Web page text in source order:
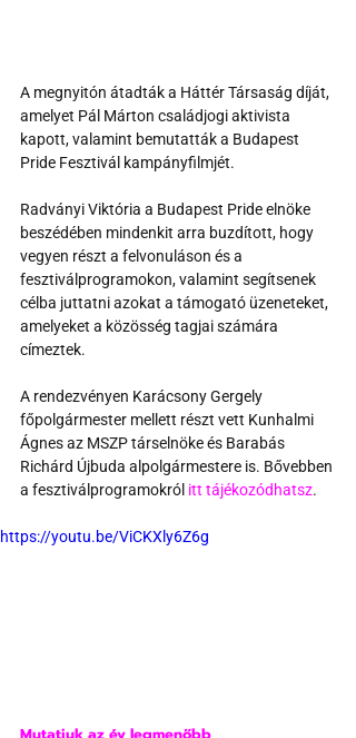
A megnyitón átadták a Háttér Társaság díját,
amelyet Pál Márton családjogi aktivista
kapott, valamint bemutatták a Budapest
Pride Fesztivál kampányfilmjét.
Radványi Viktória a Budapest Pride elnöke
beszédében mindenkit arra buzdított, hogy
vegyen részt a felvonuláson és a
fesztiválprogramokon, valamint segítsenek
célba juttatni azokat a támogató üzeneteket,
amelyeket a közösség tagjai számára
címeztek.
A rendezvényen Karácsony Gergely
főpolgármester mellett részt vett Kunhalmi
Ágnes az MSZP társelnöke és Barabás
Richárd Újbuda alpolgármestere is. Bővebben
a fesztiválprogramokról itt tájékozódhatsz.
https://youtu.be/ViCKXly6Z6g